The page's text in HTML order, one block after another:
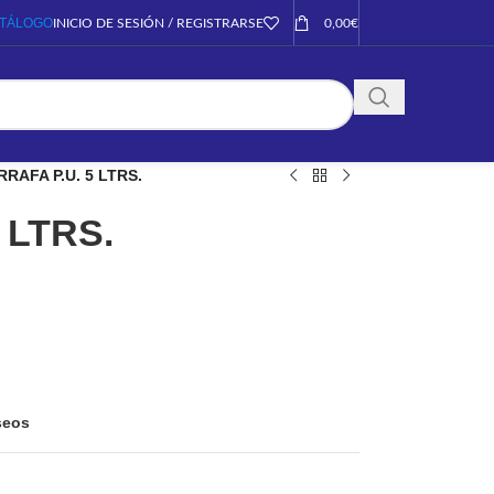
INICIO DE SESIÓN / REGISTRARSE 0,00€
P.U. 5 LTRS.